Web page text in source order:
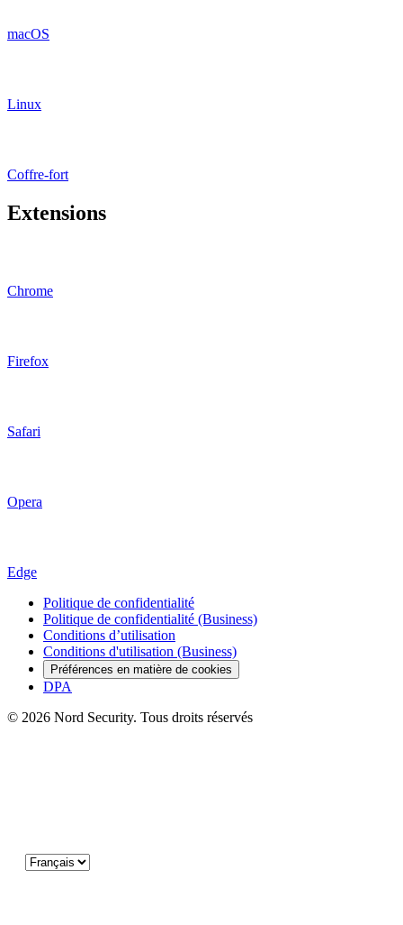
macOS
Linux
Coffre-fort
Extensions
Chrome
Firefox
Safari
Opera
Edge
Politique de confidentialité
Politique de confidentialité (Business)
Conditions d’utilisation
Conditions d'utilisation (Business)
Préférences en matière de cookies
DPA
© 2026 Nord Security. Tous droits réservés